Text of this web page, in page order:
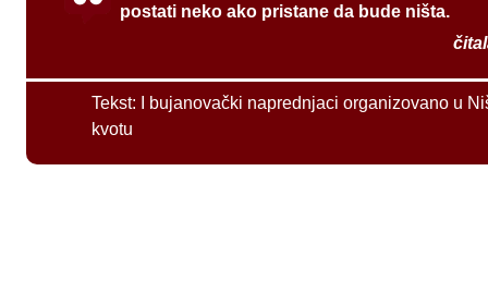
postati neko ako pristane da bude ništa.
Tekst:
I bujanovački naprednjaci organizovano u
kvotu